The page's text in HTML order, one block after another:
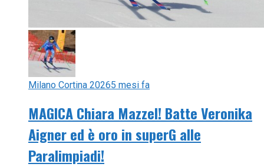
Milano Cortina 20265 mesi fa
MAGICA Chiara Mazzel! Batte Veronika
Aigner ed è oro in superG alle
Paralimpiadi!